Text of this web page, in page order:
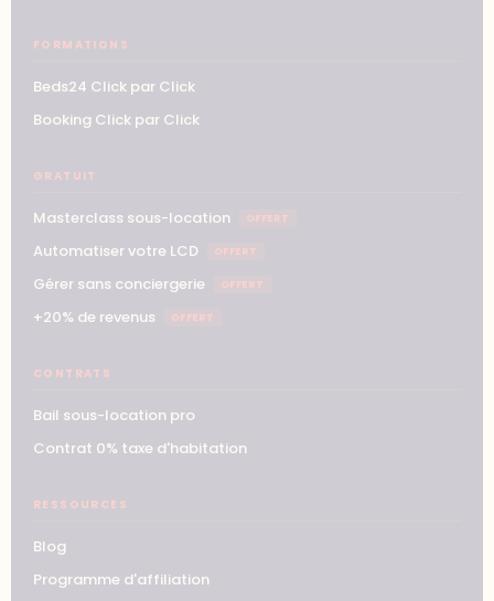
FORMATIONS
Beds24 Click par Click
Booking Click par Click
GRATUIT
Masterclass sous-location OFFERT
Automatiser votre LCD OFFERT
Gérer sans conciergerie OFFERT
+20% de revenus OFFERT
CONTRATS
Bail sous-location pro
Contrat 0% taxe d'habitation
RESSOURCES
Blog
Programme d'affiliation